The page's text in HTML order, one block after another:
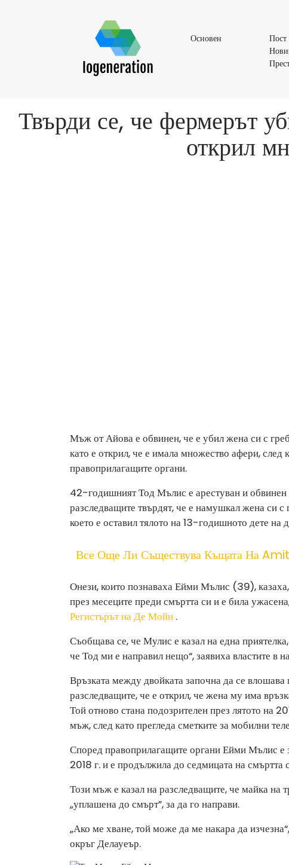
ОсновенОсновен
Твърди се, че фермерът
открил
Мъж от Айова е обвинен, че е убил жена си с
като е открил, че е имала множество афери, след
правоприлагащите органи.
42-годишният Тод Мълис е арестуван и обвинен
разследващите твърдят, че е намушкал жена си
което е оставил тялото на 13-годишното дете на
Все Още Ли Съществува Къщата На
Онези, които познаваха Ейми Мълис (39),
през месеците преди смъртта си и е била
Регистърът на Де Мойн .
Съобщава се, че Мулис е казал на една
че Тод ми е направил нещо“, заявиха властите в
Връзката между двойката започна да се
разследващите, че е открил, че жена му има
Той отново стана подозрителен през лятото на
мъж, след като прегледа сметките за мобилни
Според правоприлагащите органи Ейми Мълис
2018 г. и е продължила до седмицата на смъртта
Този мъж е казал на разследващите, че майка на
„уплашена до смърт”, за да го направи.
„Ако ме хване, той може да ме накара да
окръг Делауеър.